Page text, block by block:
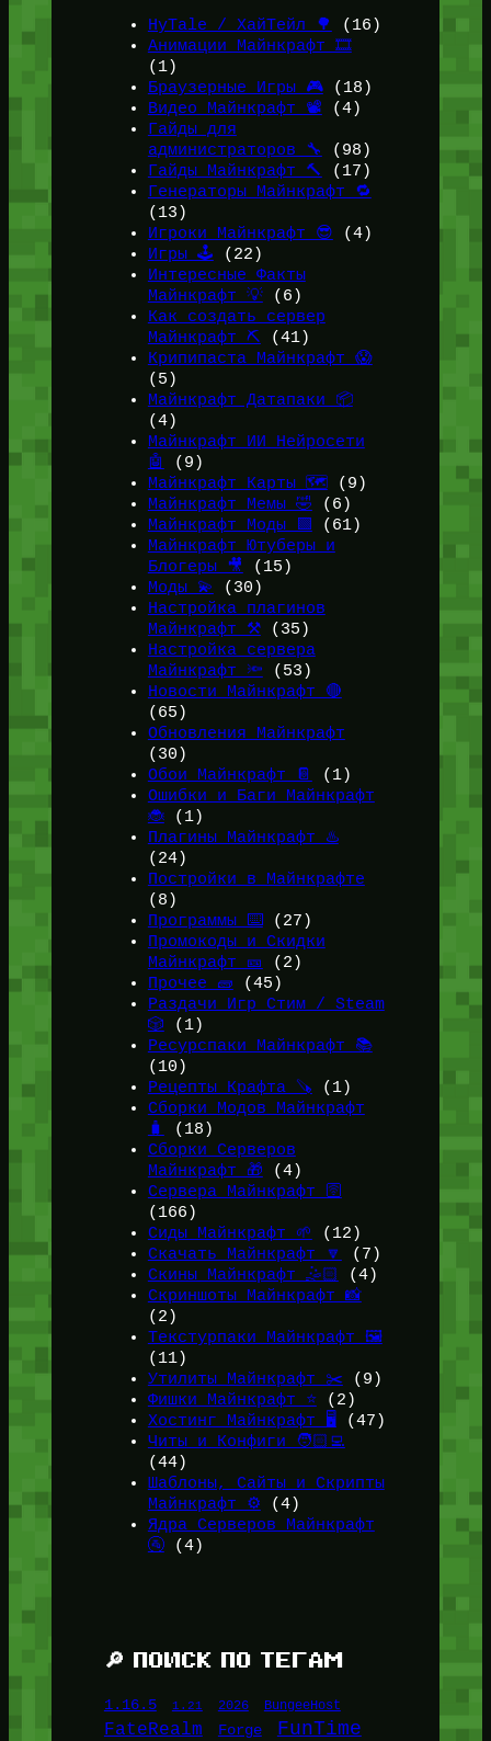
HyTale / ХайТейл 🌳
(16)
Анимации Майнкрафт 🎞️
(1)
Браузерные Игры 🎮(18)
Видео Майнкрафт 📽️ (4)
Гайды для
администраторов 🔧
(98)
Гайды Майнкрафт 🔨
(17)
Генераторы Майнкрафт 🔁
(13)
Игроки Майнкрафт 😎 (4)
Игры 🕹️ (22)
Интересные Факты
Майнкрафт 💡(6)
Как создать сервер
Майнкрафт ⛏️ (41)
Крипипаста Майнкрафт 😱
(5)
Майнкрафт Датапаки 📦
(4)
Майнкрафт ИИ Нейросети
🤖
(9)
Майнкрафт Карты 🗺️ (9)
Майнкрафт Мемы 🤣 (6)
Майнкрафт Моды 🟩
(61)
Майнкрафт Ютуберы и
Блогеры 🎥
(15)
Моды 💫
(30)
Настройка плагинов
Майнкрафт ⚒️(35)
Настройка сервера
Майнкрафт 🔦 (53)
Новости Майнкрафт 🔴
(65)
Обновления Майнкрафт
(30)
Обои Майнкрафт 📔
(1)
Ошибки и Баги Майнкрафт
🐞(1)
Плагины Майнкрафт ♨️
(24)
Постройки в Майнкрафте
(8)
Программы ⌨️ (27)
Промокоды и Скидки
Майнкрафт 🎫
(2)
Прочее 🧱 (45)
Раздачи Игр Стим / Steam
🎲 (1)
Ресурспаки Майнкрафт 📚
(10)
Рецепты Крафта 🪚 (1)
Сборки Модов Майнкрафт
🧳
(18)
Сборки Серверов
Майнкрафт 🎁 (4)
Сервера Майнкрафт 🛜
(166)
Сиды Майнкрафт 🌱
(12)
Скачать Майнкрафт 🔽
(7)
Скины Майнкрафт 🤹🏻
(4)
Скриншоты Майнкрафт 📸
(2)
Текстурпаки Майнкрафт 🖼️
(11)
Утилиты Майнкрафт ✂️ (9)
Фишки Майнкрафт ⭐(2)
Хостинг Майнкрафт 🖥️ (47)
Читы и Конфиги 🧑🏻‍💻
(44)
Шаблоны, Сайты и Скрипты
Майнкрафт ⚙️ (4)
Ядра Серверов Майнкрафт
🚰(4)
🔎 ПОИСК ПО ТЕГАМ
1.16.5 1.21 2026 BungeeHost
FateRealm Forge FunTime